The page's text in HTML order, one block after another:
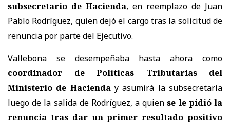
subsecretario de Hacienda, en reemplazo de Juan
Pablo Rodríguez, quien dejó el cargo tras la solicitud de
renuncia por parte del Ejecutivo.
Vallebona se desempeñaba hasta ahora como
coordinador de Políticas Tributarias del
Ministerio de Hacienday asumirá la subsecretaría
luego de la salida de Rodríguez, a quiense le pidió la
renuncia tras dar un primer resultado positivo